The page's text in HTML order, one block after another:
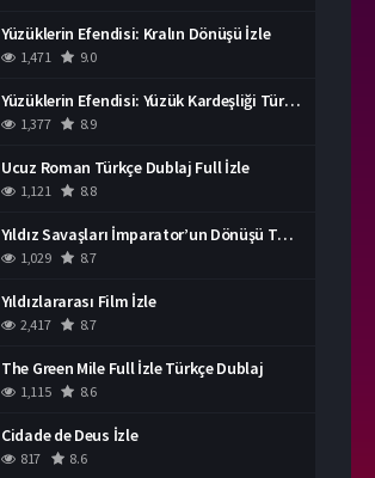
Yüzüklerin Efendisi: Kralın Dönüşü İzle
1,471 9.0
Yüzüklerin Efendisi: Yüzük Kardeşliği Türkçe Dublaj İzle
1,377 8.9
Ucuz Roman Türkçe Dublaj Full İzle
1,121 8.8
Yıldız Savaşları İmparator’un Dönüşü Türkçe Dublaj İzle
1,029 8.7
Yıldızlararası Film İzle
2,417 8.7
The Green Mile Full İzle Türkçe Dublaj
1,115 8.6
Cidade de Deus İzle
817 8.6